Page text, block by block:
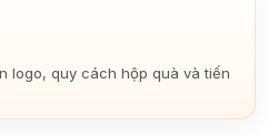
logo, quy cách hộp quà và tiến